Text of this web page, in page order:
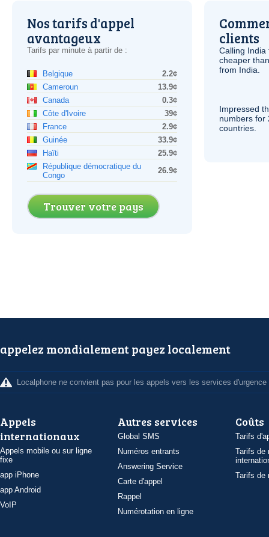
Nos tarifs d'appel
avantageux
Tarifs par minute à partir de :
Belgique
2.2¢
Cameroun
13.9¢
Canada
0.3¢
Côte d'Ivoire
39¢
France
2.9¢
Guinée
33.9¢
Haïti
25.9¢
République démocratique du
Congo
26.9¢
Trouver votre pays
clients
Calling
cheaper
from India.
Impressed
numbers for
countries.
appelez mondialement payez localement
Localphone ne convient pas pour les appels vers les services d'urgence
Appels
internationaux
Appels mobile ou sur ligne
fixe
app iPhone
app Android
VoIP
Autres services
Global SMS
Numéros entrants
Answering Service
Carte d'appel
Rappel
Numérotation en ligne
Coûts
Tarifs
Tarifs de
Tarifs de